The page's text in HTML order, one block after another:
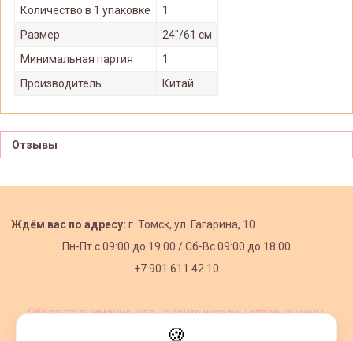
Количество в 1 упаковке
1
Размер
24"/61 см
Минимальная партия
1
Производитель
Китай
Отзывы
Ждём вас по адресу: г. Томск, ул. Гагарина, 10
Пн-Пт с09:00 до 19:00 /Сб-Вс 09:00 до 18:00
+7 901 611 42 10
Обратите внимание, что на сайте указаны оптовые цены,
🍪